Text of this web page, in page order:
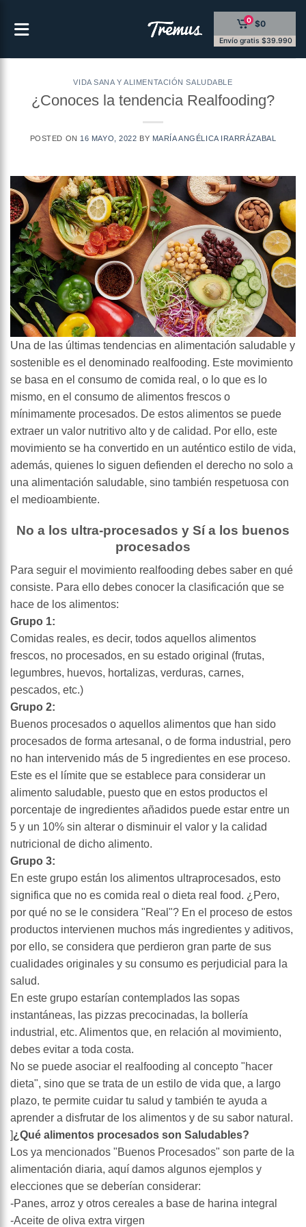
0 $0
Envío gratis $39.990
VIDA SANA Y ALIMENTACIÓN SALUDABLE
¿Conoces la tendencia Realfooding?
POSTED ON 16 MAYO, 2022 BY MARÍA ANGÉLICA IRARRÁZABAL
Una de las últimas tendencias en alimentación saludable y
sostenible es el denominado realfooding. Este movimiento
se basa en el consumo de comida real, o lo que es lo
mismo, en el consumo de alimentos frescos o
mínimamente procesados. De estos alimentos se puede
extraer un valor nutritivo alto y de calidad. Por ello, este
movimiento se ha convertido en un auténtico estilo de vida,
además, quienes lo siguen defienden el derecho no solo a
una alimentación saludable, sino también respetuosa con
el medioambiente.
No a los ultra-procesados y Sí a los buenos
procesados
Para seguir el movimiento realfooding debes saber en qué
consiste. Para ello debes conocer la clasificación que se
hace de los alimentos:
Grupo 1:
Comidas reales, es decir, todos aquellos alimentos
frescos, no procesados, en su estado original (frutas,
legumbres, huevos, hortalizas, verduras, carnes,
pescados, etc.)
Grupo 2:
Buenos procesados o aquellos alimentos que han sido
procesados de forma artesanal, o de forma industrial, pero
no han intervenido más de 5 ingredientes en ese proceso.
Este es el límite que se establece para considerar un
alimento saludable, puesto que en estos productos el
porcentaje de ingredientes añadidos puede estar entre un
5 y un 10% sin alterar o disminuir el valor y la calidad
nutricional de dicho alimento.
Grupo 3:
En este grupo están los alimentos ultraprocesados, esto
significa que no es comida real o dieta real food. ¿Pero,
por qué no se le considera "Real"? En el proceso de estos
productos intervienen muchos más ingredientes y aditivos,
por ello, se considera que perdieron gran parte de sus
cualidades originales y su consumo es perjudicial para la
salud.
En este grupo estarían contemplados las sopas
instantáneas, las pizzas precocinadas, la bollería
industrial, etc. Alimentos que, en relación al movimiento,
debes evitar a toda costa.
No se puede asociar el realfooding al concepto "hacer
dieta", sino que se trata de un estilo de vida que, a largo
plazo, te permite cuidar tu salud y también te ayuda a
aprender a disfrutar de los alimentos y de su sabor natural.
]¿Qué alimentos procesados son Saludables?
Los ya mencionados "Buenos Procesados" son parte de la
alimentación diaria, aquí damos algunos ejemplos y
elecciones que se deberían considerar:
-Panes, arroz y otros cereales a base de harina integral
-Aceite de oliva extra virgen